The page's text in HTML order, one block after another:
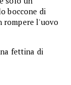
boccone di
l'uovo
fettina di